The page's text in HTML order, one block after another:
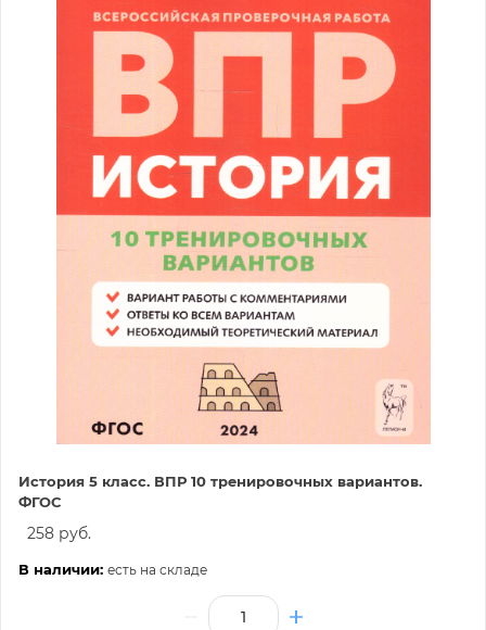
История 5 класс. ВПР 10 тренировочных вариантов.
ФГОС
258 руб.
В наличии: есть на складе